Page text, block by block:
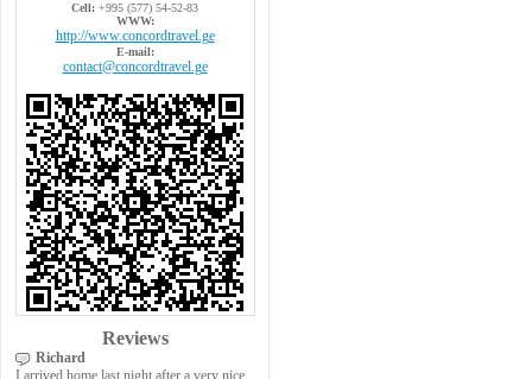
Cell: +995 (577) 54-52-83
WWW:
http://www.concordtravel.ge
E-mail:
contact@concordtravel.ge
Reviews
Richard
I arrived home last night after a very nice